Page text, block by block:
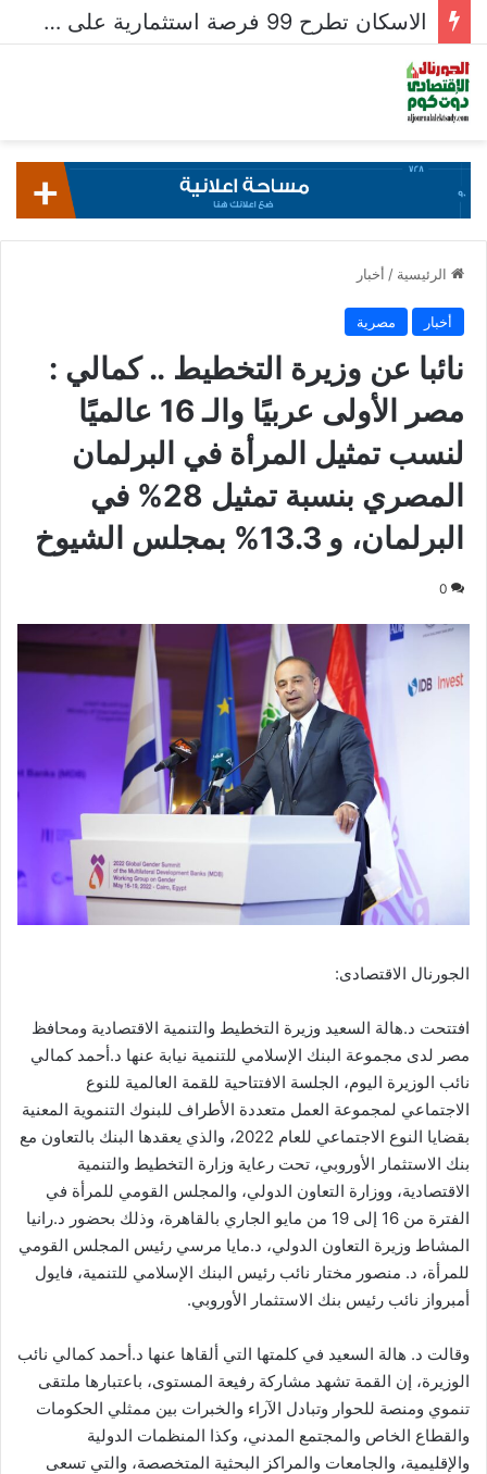
الإسكان تستعرض تنفيذ عدد من المشروعات بمدينتي العاشر من رمضان وحدائق العاشر
الرئيسية / أخبار
أخبار مصرية
نائبا عن وزيرة التخطيط .. كمالي :
مصر الأولى عربيًا والـ 16 عالميًا
لنسب تمثيل المرأة في البرلمان
المصري بنسبة تمثيل 28% في
البرلمان، و 13.3% بمجلس الشيوخ
0
الجورنال الاقتصادى:
افتتحت د.هالة السعيد وزيرة التخطيط والتنمية الاقتصادية ومحافظ
مصر لدى مجموعة البنك الإسلامي للتنمية نيابة عنها د.أحمد كمالي
نائب الوزيرة اليوم، الجلسة الافتتاحية للقمة العالمية للنوع
الاجتماعي لمجموعة العمل متعددة الأطراف للبنوك التنموية المعنية
بقضايا النوع الاجتماعي للعام 2022، والذي يعقدها البنك بالتعاون مع
بنك الاستثمار الأوروبي، تحت رعاية وزارة التخطيط والتنمية
الاقتصادية، ووزارة التعاون الدولي، والمجلس القومي للمرأة في
الفترة من 16 إلى 19 من مايو الجاري بالقاهرة، وذلك بحضور د.رانيا
المشاط وزيرة التعاون الدولي، د.مايا مرسي رئيس المجلس القومي
للمرأة، د. منصور مختار نائب رئيس البنك الإسلامي للتنمية، فايول
أمبرواز نائب رئيس بنك الاستثمار الأوروبي.
وقالت د. هالة السعيد في كلمتها التي ألقاها عنها د.أحمد كمالي نائب
الوزيرة، إن القمة تشهد مشاركة رفيعة المستوى، باعتبارها ملتقى
تنموي ومنصة للحوار وتبادل الآراء والخبرات بين ممثلي الحكومات
والقطاع الخاص والمجتمع المدني، وكذا المنظمات الدولية
والإقليمية، والجامعات والمراكز البحثية المتخصصة، والتي تسعى